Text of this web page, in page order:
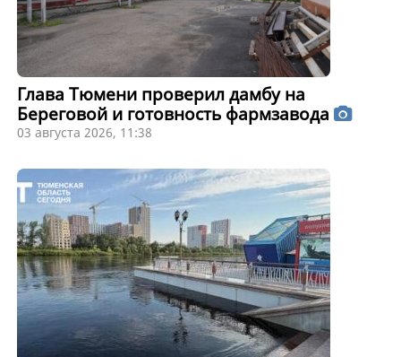
Глава Тюмени проверил дамбу на
Береговой и готовность фармзавода
03 августа 2026, 11:38